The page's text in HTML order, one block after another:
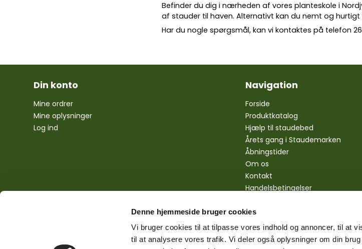
Denne hjemmeside bruger cookies
Vi bruger cookies til at tilpasse vores indhold og annoncer, til at
til at analysere vores trafik. Vi deler også oplysninger om din
Befinder du dig i nærheden af vores planteskole i
af stauder til haven. Alternativt kan du nemt og
Har du nogle spørgsmål, kan vi kontaktes på telefon
Din konto
Mine ordrer
Mine oplysninger
Log ind
Navigation
Forside
Produktkatalog
Hjælp til staudebed
Årets gang i Staudemarken
Åbningstider
Om os
Kontakt
Handelsbetingelser
Bestilling
Betaling
Levering